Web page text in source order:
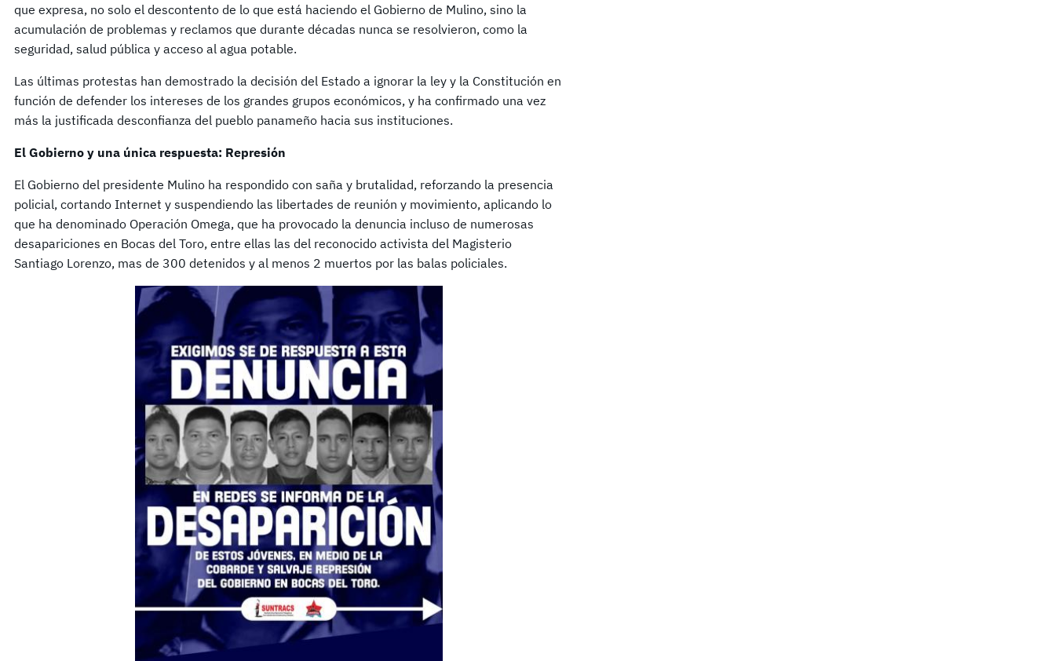
que expresa, no solo el descontento de lo que está haciendo el Gobierno de Mulino, sino la
acumulación de problemas y reclamos que durante décadas nunca se resolvieron, como la
seguridad, salud pública y acceso al agua potable.
Las últimas protestas han demostrado la decisión del Estado a ignorar la ley y la Constitución en
función de defender los intereses de los grandes grupos económicos, y ha confirmado una vez
más la justificada desconfianza del pueblo panameño hacia sus instituciones.
El Gobierno y una única respuesta: Represión
El Gobierno del presidente Mulino ha respondido con saña y brutalidad, reforzando la presencia
policial, cortando Internet y suspendiendo las libertades de reunión y movimiento, aplicando lo
que ha denominado Operación Omega, que ha provocado la denuncia incluso de numerosas
desapariciones en Bocas del Toro, entre ellas las del reconocido activista del Magisterio
Santiago Lorenzo, mas de 300 detenidos y al menos 2 muertos por las balas policiales.